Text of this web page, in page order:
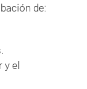
de:
el